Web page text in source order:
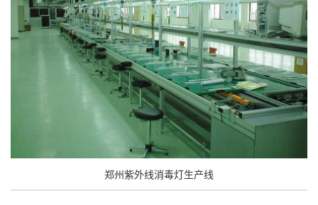
郑州紫外线消毒灯生产线